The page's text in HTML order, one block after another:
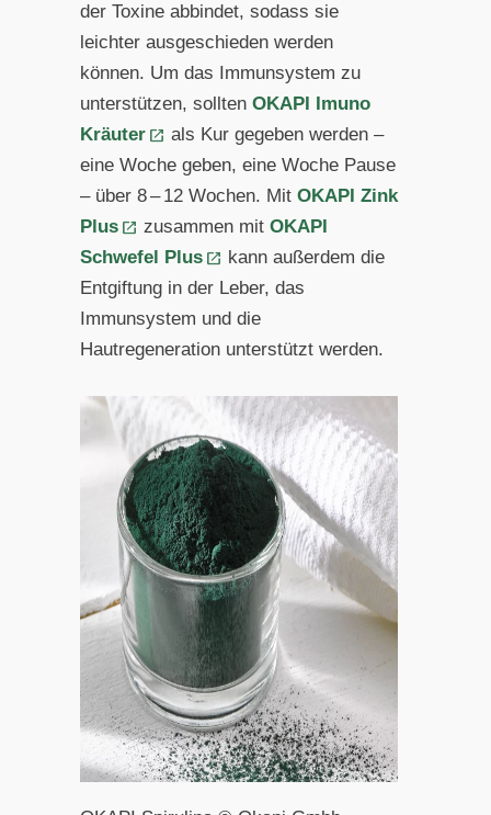
der Toxine abbindet, sodass sie
leichter ausgeschieden werden
können. Um das Immunsystem zu
unterstützen, sollten OKAPI Imuno
Kräuter
als Kur gegeben werden –
eine Woche geben, eine Woche Pause
– über 8 – 12 Wochen. Mit OKAPI Zink
Plus
zusammen mitOKAPI
Schwefel Plus
kann außerdem die
Entgiftung in der Leber, das
Immunsystem und die
Hautregeneration unterstützt werden.